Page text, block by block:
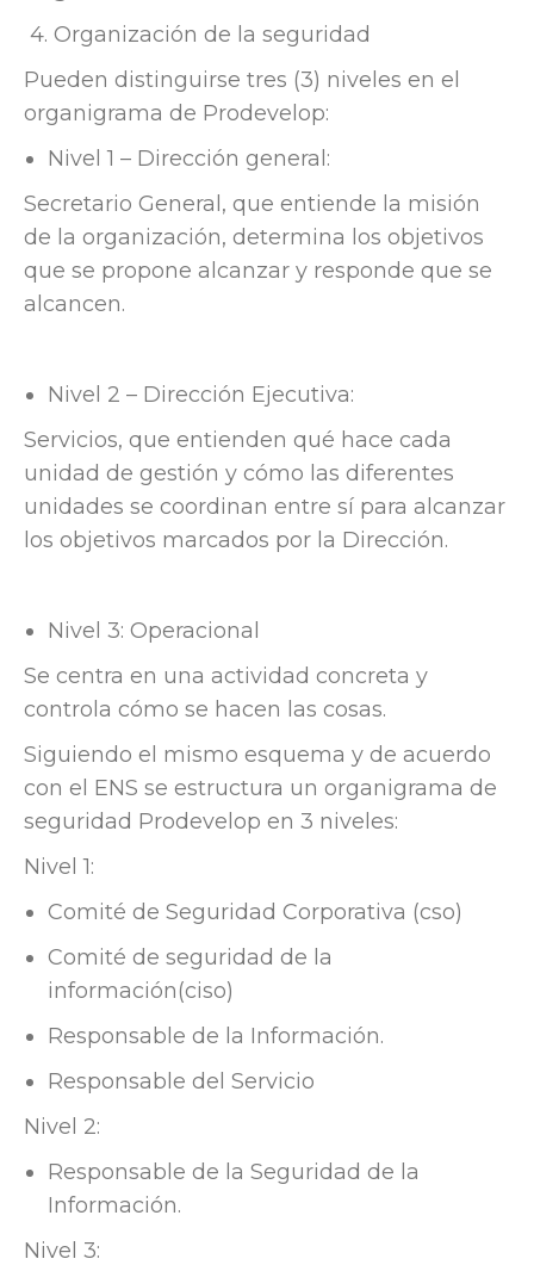
4. Organización de la seguridad
Pueden distinguirse tres (3) niveles en el
organigrama de Prodevelop:
Nivel 1 – Dirección general:
Secretario General, que entiende la misión
de la organización, determina los objetivos
que se propone alcanzar y responde que se
alcancen.
Nivel 2 – Dirección Ejecutiva:
Servicios, que entienden qué hace cada
unidad de gestión y cómo las diferentes
unidades se coordinan entre sí para alcanzar
los objetivos marcados por la Dirección.
Nivel 3: Operacional
Se centra en una actividad concreta y
controla cómo se hacen las cosas.
Siguiendo el mismo esquema y de acuerdo
con el ENS se estructura un organigrama de
seguridad Prodevelop en 3 niveles:
Nivel 1:
Comité de Seguridad Corporativa (cso)
Comité de seguridad de la
información(ciso)
Responsable de la Información.
Responsable del Servicio
Nivel 2:
Responsable de la Seguridad de la
Información.
Nivel 3: